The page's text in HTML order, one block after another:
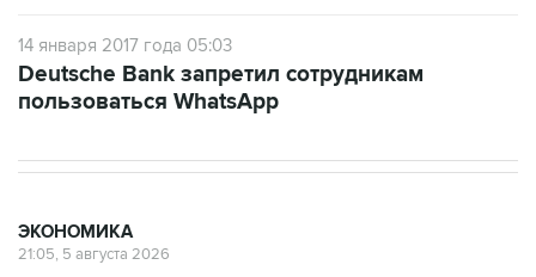
14 января 2017 года 05:03
Deutsche Bank запретил сотрудникам
пользоваться WhatsApp
ЭКОНОМИКА
21:05, 5 августа 2026